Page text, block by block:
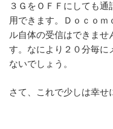
３ＧをＯＦＦにしても
用できます。Ｄｏｃｏｍ
ル自体の受信はできませ
す。なにより２０分毎に
ないでしょう。
さて、これで少しは幸せ